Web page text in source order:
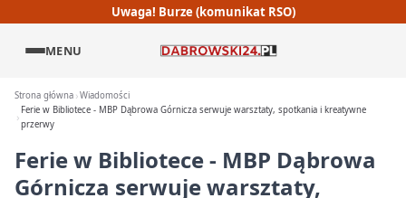
Uwaga! Burze (komunikat RSO)
MENU
Strona główna Wiadomości
Ferie w Bibliotece - MBP Dąbrowa Górnicza serwuje warsztaty, spotkania i kreatywne
przerwy
Ferie w Bibliotece - MBP Dąbrowa
Górnicza serwuje warsztaty,